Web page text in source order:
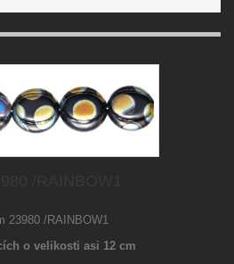
23980 /RAINBOW1
o velikosti asi 12 cm